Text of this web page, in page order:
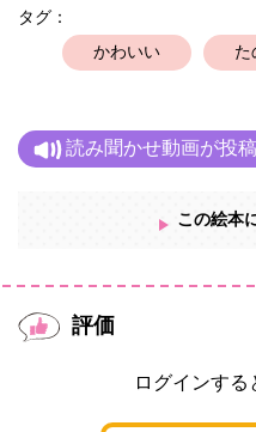
タグ：
かわいい た
読み聞かせ動画が投
この絵本
評価
ログインする